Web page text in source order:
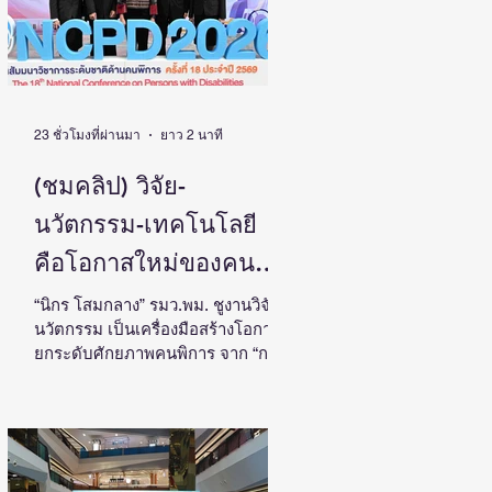
(ชมคลิป) วิจัย-
นวัตกรรม-เทคโนโลยี
คือโอกาสใหม่ของคน
พิการไทย และพลังขับ
เคลื่อนเศรษฐกิจประเทศ
“นิกร โสมกลาง” รมว.พม. ชูงานวิจัย-
นวัตกรรม เป็นเครื่องมือสร้างโอกาส
ยกระดับศักยภาพคนพิการ จาก “การ
สร้างสังคมที่ทุกคนเข้าถึง มีส่วนร่วม
เติบโตไปด้วยกัน วันที่ 4 สิงหาคม
2569 นายนิกร โสมกลาง รัฐมนตรี
23 ชั่วโมงที่ผ่านมา ยาว 2 นาที